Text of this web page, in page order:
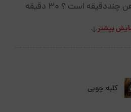
است ؟ 30 دقیقه
بیشتر
کلبه چوبی